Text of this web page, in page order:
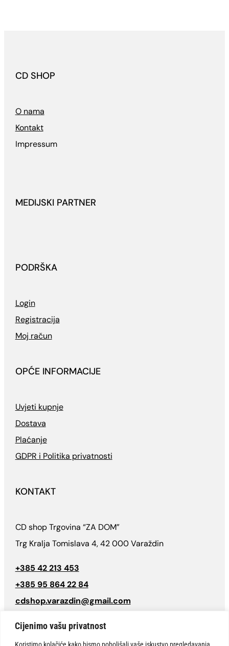
Cijenimo vašu privatnost
Koristimo kolačiće kako bismo poboljšali vaše iskustvo pregledavanja,
CD SHOP
O nama
Kontakt
Impressum
MEDIJSKI PARTNER
PODRŠKA
Login
Registracija
Moj račun
OPĆE INFORMACIJE
Uvjeti kupnje
Dostava
Plaćanje
GDPR i Politika privatnosti
KONTAKT
CD shop Trgovina “ZA DOM”
Trg Kralja Tomislava 4, 42 000 Varaždin
+385 42 213 453
+385 95 864 22 84
cdshop.varazdin@gmail.com
Follow